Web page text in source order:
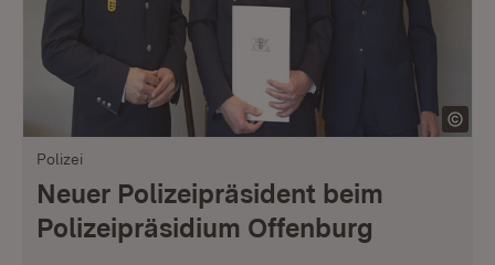
Polizei
Neuer Polizeipräsident beim
Polizeipräsidium Offenburg